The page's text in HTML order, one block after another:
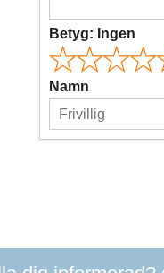
Betyg: Ingen
Namn